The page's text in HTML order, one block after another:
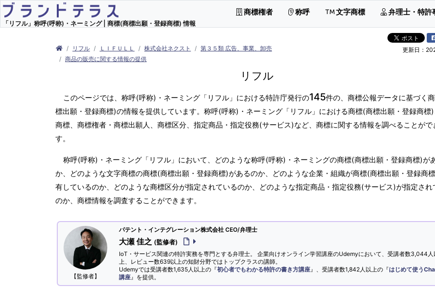
「リフル」称呼(呼称)・ネーミング | 商標(商標出願・登録商標) 情報
商標権者 称呼 文字商標 弁理士・特許
リフル ＬＩＦＵＬＬ 株式会社ネクスト
第３５類 広告、事業、卸売
商品の販売に関する情報の提供
更新日：
リフル
このページでは、称呼(呼称)・ネーミング「リフル」における特許庁発行の145件の、商標公報データに基づく
標出願・登録商標)の情報を提供しています。称呼(呼称)・ネーミング「リフル」における商標(商標出願・登録商標
商標、商標権者・商標出願人、商標区分、指定商品・指定役務(サービス)など、商標に関する情報を調べることがで
す。
称呼(呼称)・ネーミング「リフル」において、どのような称呼(呼称)・ネーミングの商標(商標出願・登録商標)が
か、どのような文字商標の商標(商標出願・登録商標)があるのか、どのような企業・組織が商標(商標出願・登録商
有しているのか、どのような商標区分が指定されているのか、どのような指定商品・指定役務(サービス)が指定され
のか、商標情報を調査することができます。
【監修者】
パテント・インテグレーション株式会社 CEO/弁理士
大瀬 佳之 (監修者)
IoT・サービス関連の特許実務を専門とする弁理士。 企業向けオンライン学習講座のUdemyにおいて、受講者数3,044人
上、レビュー数639以上の知財分野ではトップクラスの講師。
Udemyでは受講者数1,635人以上の『初心者でもわかる特許の書き方講座 』、受講者数1,842人以上の『はじめて使う
講座 』を提供。